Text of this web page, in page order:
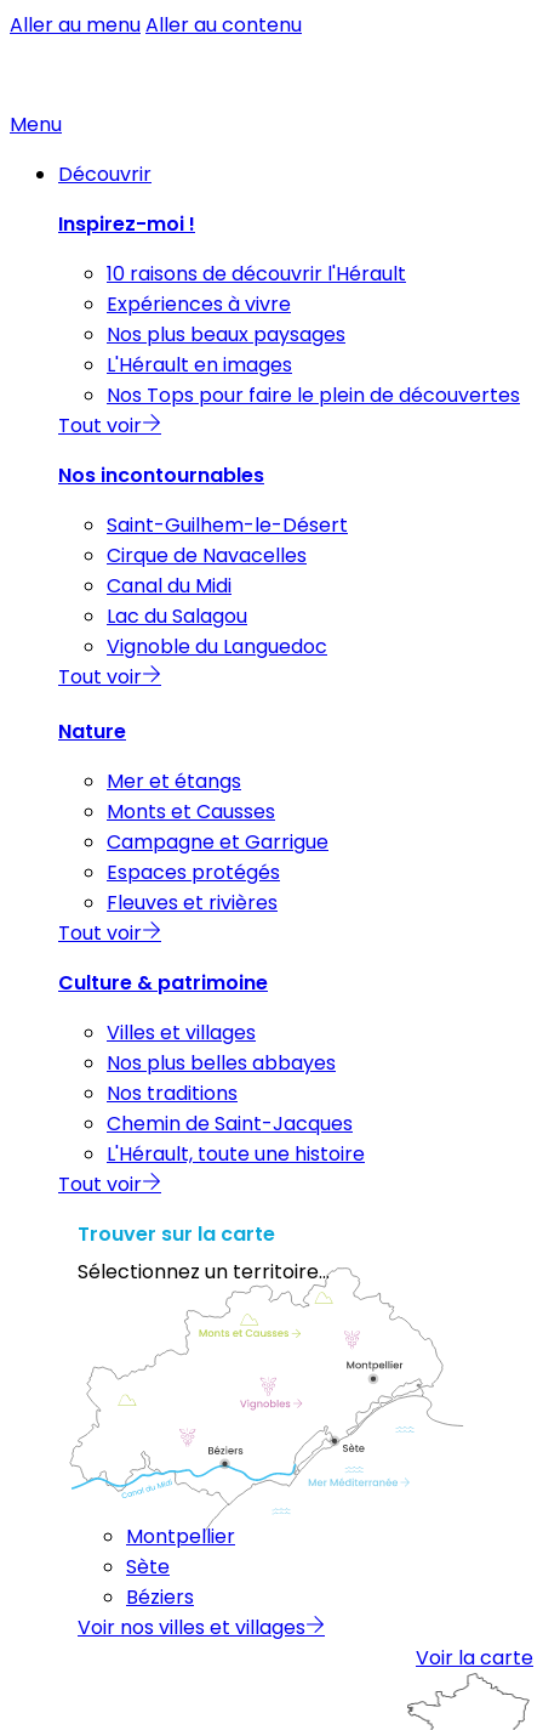
Aller au menuAller au contenu
Menu
Découvrir
Inspirez-moi !
10 raisons de découvrir l'Hérault
Expériences à vivre
Nos plus beaux paysages
L'Hérault en images
Nos Tops pour faire le plein de découvertes
Tout voir
Nos incontournables
Saint-Guilhem-le-Désert
Cirque de Navacelles
Canal du Midi
Lac du Salagou
Vignoble du Languedoc
Tout voir
Nature
Mer et étangs
Monts et Causses
Campagne et Garrigue
Espaces protégés
Fleuves et rivières
Tout voir
Culture & patrimoine
Villes et villages
Nos plus belles abbayes
Nos traditions
Chemin de Saint-Jacques
L'Hérault, toute une histoire
Tout voir
Trouver sur la carte
Sélectionnez un territoire...
Montpellier
Sète
Béziers
Voir nos villes et villages
Voir la carte